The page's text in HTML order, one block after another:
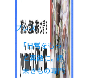
プレス
「日常をもっ
と素敵に。週
末きもの専門